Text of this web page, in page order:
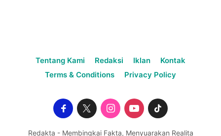
Tentang Kami Redaksi Iklan
Kontak
Terms & Conditions
Privacy Policy
Redakta - Membingkai Fakta, Menyuarakan Realita